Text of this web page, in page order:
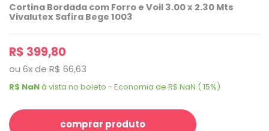
Cortina Bordada com Forro e Voil 3.00 x 2.30 Mts
Vivalutex Safira Bege 1003
R$ 399,80
ou 6xde R$ 66,63
R$ NaNà vista no boleto - Economia de R$ NaN ( 15%)
comprar produto